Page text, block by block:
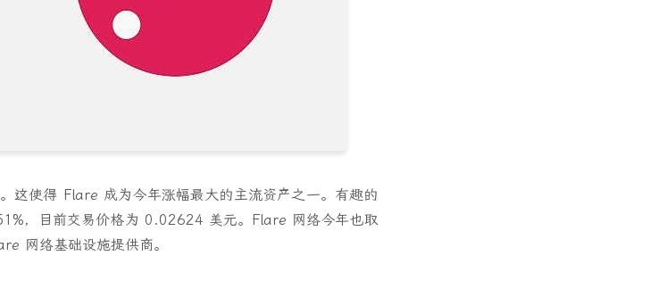
这使得 Flare 成为今年涨幅最大的主流资产之一。有趣的
，目前交易价格为 0.02624 美元。Flare 网络今年也取
网络基础设施提供商。